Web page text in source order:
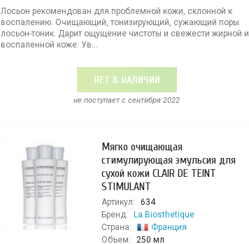
Лосьон рекомендован для проблемной кожи, склонной к
воспалению. Очищающий, тонизирующий, сужающий поры
лосьон-тоник. Дарит ощущение чистоты и свежести жирной и
воспаленной коже. Ув...
НЕТ В НАЛИЧИИ
не поступает c сентября 2022
Мягко очищающая
стимулирующая эмульсия для
сухой кожи CLAIR DE TEINT
STIMULANT
Артикул:
634
Бренд:
La Biosthetique
Страна:
Франция
Объем:
250 мл